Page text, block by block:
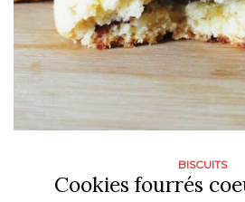
BISCUITS
Cookies fourrés